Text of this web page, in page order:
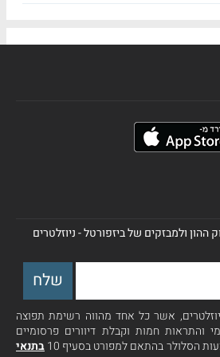
ולמבזקים של ביזפורטל - ניוזלטרים
אשר כל אחד מהווה רשימת תפוצה
והתראות חמות וקבלת דיוורים פרסומיים
הסלולר בהתאם למפורט בסעיף 10
בתנאי